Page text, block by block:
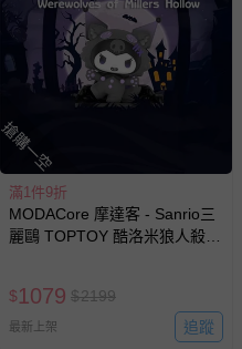
搶購一空
滿1件9折
MODACore 摩達客 - Sanrio三
麗鷗 TOPTOY 酷洛米狼人殺系
$1079 $2199
最新上架 追蹤